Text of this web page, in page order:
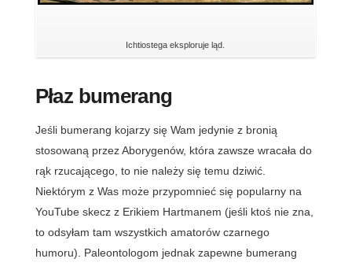
Ichtiostega eksploruje ląd.
Płaz bumerang
Jeśli bumerang kojarzy się Wam jedynie z bronią
stosowaną przez Aborygenów, która zawsze wracała do
rąk rzucającego, to nie należy się temu dziwić.
Niektórym z Was może przypomnieć się popularny na
YouTube skecz z Erikiem Hartmanem (jeśli ktoś nie zna,
to odsyłam tam wszystkich amatorów czarnego
humoru). Paleontologom jednak zapewne bumerang